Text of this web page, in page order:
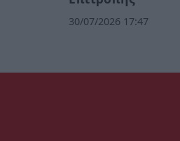
30/07/2026 17:47